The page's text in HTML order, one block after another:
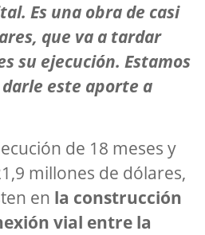
Es una obra de casi
que va a tardar
su ejecución. Estamos
este aporte a
de 18 meses y
millones de dólares,
en la construcción
vial entre la